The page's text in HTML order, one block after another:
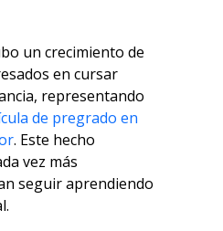
un crecimiento de
en cursar
representando
de pregrado en
. Este hecho
vez más
seguir aprendiendo